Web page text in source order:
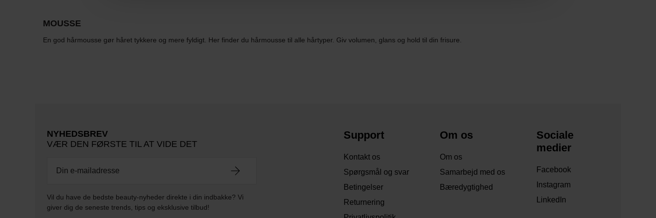
MOUSSE
En god hårmousse gør håret tykkere og mere fyldigt. Her finder du hårmousse til alle hårtyper. Giv volumen, glans og hold til din frisure.
NYHEDSBREV
VÆR DEN FØRSTE TIL AT VIDE DET
Vil du have de bedste beauty-nyheder direkte i din indbakke? Vi
giver dig de seneste trends, tips og eksklusive tilbud!
Support
Kontakt os
Spørgsmål og svar
Betingelser
Returnering
Om os
Om os
Samarbejd med os
Bæredygtighed
Sociale
medier
Facebook
Instagram
LinkedIn